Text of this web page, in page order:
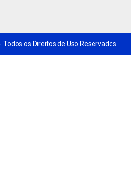
os Direitos de Uso Reservados.